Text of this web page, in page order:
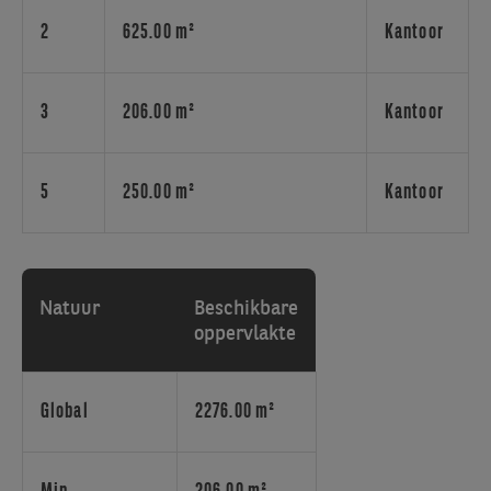
hectare
de
gemeenten,
op
van
de
de
2 625.00 m² Kantoor
3 206.00 m² Kantoor
5 250.00 m² Kantoor
Natuur
Beschikbare
oppervlakte
Global 2276.00 m²